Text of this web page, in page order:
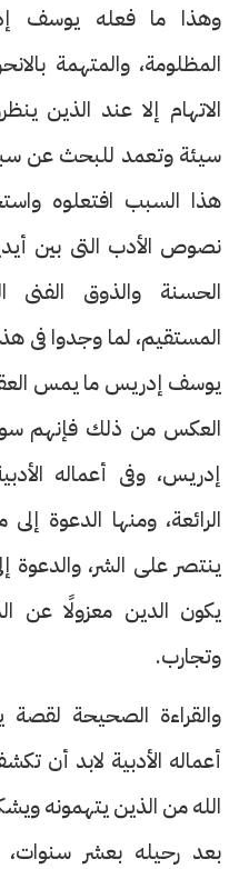
وهذا ما فعله يوسف
المظلومة، والمتهمة
الاتهام إلا عند الذين
سيئة وتعمد للبحث عن
هذا السبب افتعلوه
نصوص الأدب التى بين
الحسنة والذوق الفنى
المستقيم، لما وجدوا فى
يوسف إدريس ما يمس
العكس من ذلك فإنهم
إدريس، وفى أعماله
الرائعة، ومنها الدعوة
ينتصر على الشر، والدعوة
يكون الدين معزولًا عن
وتجارب.
والقراءة الصحيحة
أعماله الأدبية لابد أن
الله من الذين يتهمونه
بعد رحيله بعشر سنوات،